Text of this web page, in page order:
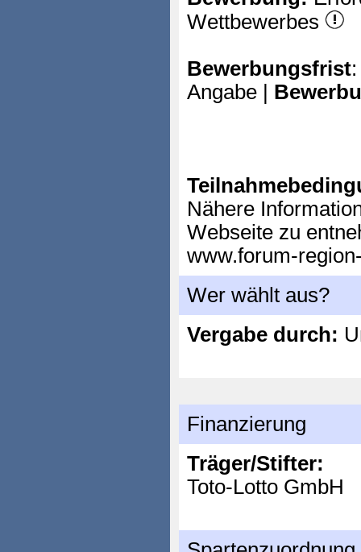
Wettbewerbes
Bewerbungsfrist
Angabe |
Nähere
Webseite zu
www.forum-
Wer wählt aus?
Vergabe durch:
Finanzierung
Träger/Stifter:
Toto-Lotto GmbH